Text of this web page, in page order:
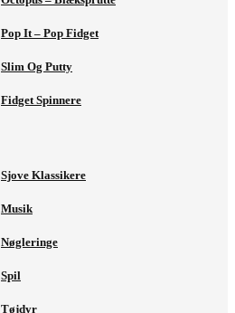
Pop It – Pop Fidget
Slim Og Putty
Fidget Spinnere
Sjove Klassikere
Musik
Nøgleringe
Spil
Tøjdyr